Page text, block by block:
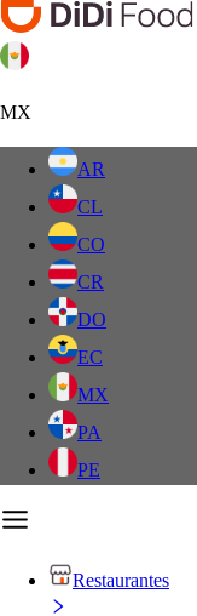
MX
AR
CL
CO
CR
DO
EC
MX
PA
PE
Restaurantes